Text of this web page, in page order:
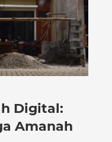
Digital:
Amanah